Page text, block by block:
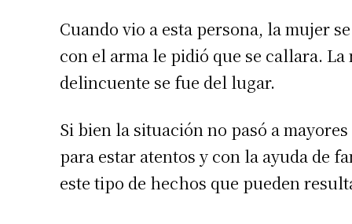
Cuando vio a esta persona, la mujer
con el arma le pidió que se callara.
delincuente se fue del lugar.
Si bien la situación no pasó a
para estar atentos y con la ayuda de
este tipo de hechos que pueden